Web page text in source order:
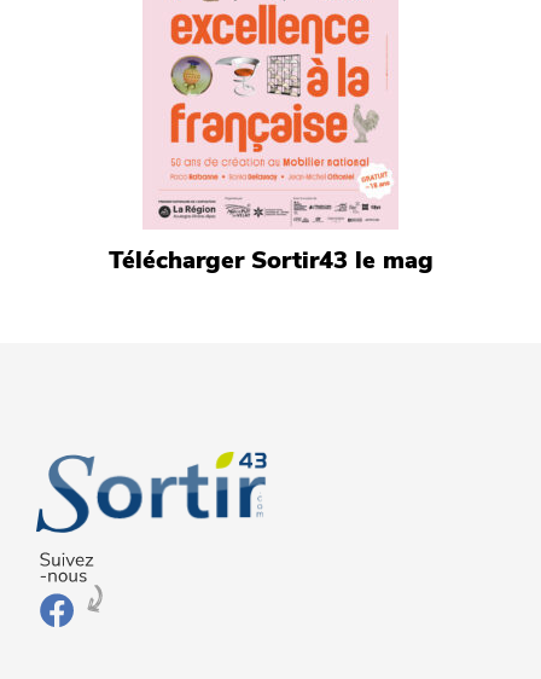
Télécharger Sortir43 le mag